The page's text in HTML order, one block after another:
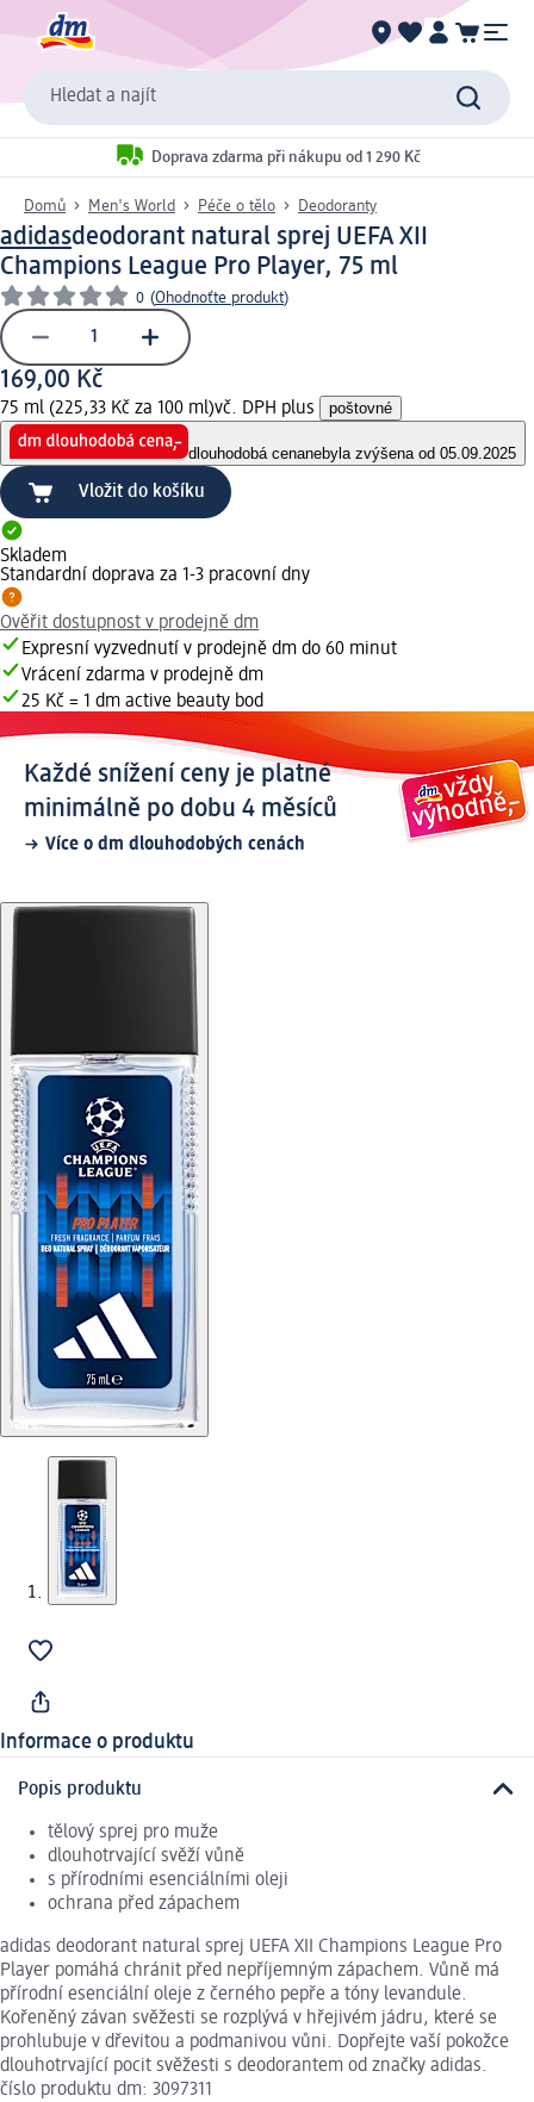
Hledat a najít
Doprava zdarma při nákupu od 1 290 Kč
Domů Men's World Péče o tělo Deodoranty
adidasdeodorant natural sprej UEFA XII
Champions League Pro Player, 75 ml
0 (Ohodnoťte produkt)
169,00 Kč
75 ml (225,33 Kč za 100 ml)vč. DPH plus poštovné
dlouhodobá cenanebyla zvýšena od 05.09.2025
Vložit do košíku
Skladem
Standardní doprava za 1-3 pracovní dny
Ověřit dostupnost v prodejně dm
Expresní vyzvednutí v prodejně dm do 60 minut
Vrácení zdarma v prodejně dm
25 Kč = 1 dm active beauty bod
Každé snížení ceny je platné
minimálně po dobu 4 měsíců
Více o dm dlouhodobých cenách
Informace o produktu
Popis produktu
tělový sprej pro muže
dlouhotrvající svěží vůně
s přírodními esenciálními oleji
ochrana před zápachem
adidas deodorant natural sprej UEFA XII Champions League Pro
Player pomáhá chránit před nepříjemným zápachem. Vůně má
přírodní esenciální oleje z černého pepře a tóny levandule.
Kořeněný závan svěžesti se rozplývá v hřejivém jádru, které se
prohlubuje v dřevitou a podmanivou vůni. Dopřejte vaší pokožce
dlouhotrvající pocit svěžesti s deodorantem od značky adidas.
číslo produktu dm: 3097311